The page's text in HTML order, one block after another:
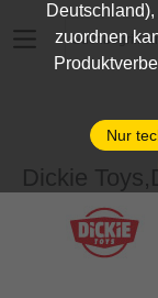
Suchbegriff
Dickie
zuordnen
Nur